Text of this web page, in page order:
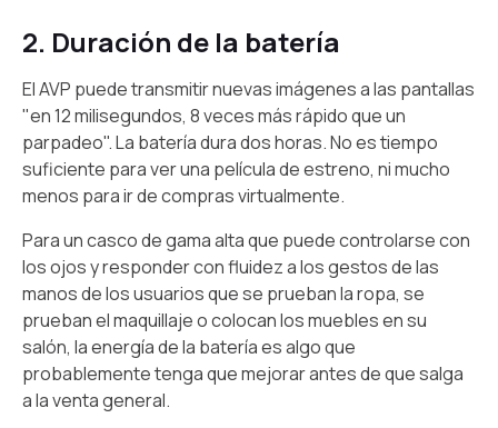
2. Duración de la batería
El AVP puede transmitir nuevas imágenes a las pantallas
"en 12 milisegundos, 8 veces más rápido que un
parpadeo". La batería dura dos horas. No es tiempo
suficiente para ver una película de estreno, ni mucho
menos para ir de compras virtualmente.
Para un casco de gama alta que puede controlarse con
los ojos y responder con fluidez a los gestos de las
manos de los usuarios que se prueban la ropa, se
prueban el maquillaje o colocan los muebles en su
salón, la energía de la batería es algo que
probablemente tenga que mejorar antes de que salga
a la venta general.